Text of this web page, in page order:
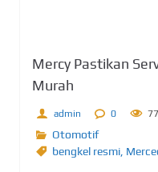
Mercy Pastikan
Murah
admin 0
Otomotif
bengkel resmi,